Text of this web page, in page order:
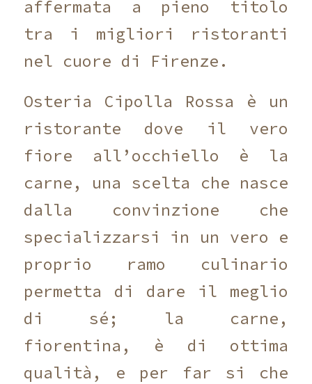
affermata a pieno titolo
tra i migliori ristoranti
nel cuore di Firenze.
Osteria Cipolla Rossa è un
ristorante dove il vero
fiore all’occhiello è la
carne, una scelta che nasce
dalla convinzione che
specializzarsi in un vero e
proprio ramo culinario
permetta di dare il meglio
di sé; la carne,
fiorentina, è di ottima
qualità, e per far si che